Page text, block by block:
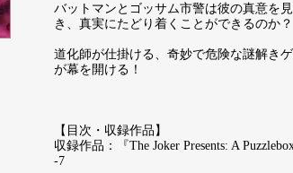
バットマンとゴッサム市警は彼の真意を
き、真実にたどり着くことができるのか？
道化師が仕掛ける、奇妙で危険な謎解き
が幕を開ける！
【目次・収録作品】
収録作品：『The Joker Presents: A
-7